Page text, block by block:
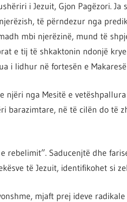
i Jezuit, Gjon Pagëzori. Ja
të përndezur nga
mbi njerëzinë, mund të
e tij të shkaktonin ndonjë
i lidhur në fortesën e
njëri nga Mesitë e
barazimtare, në të cilën do të
rebelimit”. Saducenjtë dhe
të Jezuit, identifikohet si
mjaft prej ideve